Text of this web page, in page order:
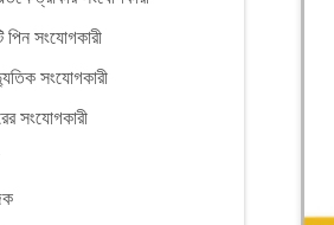
পিন সংযোগকারী
সংযোগকারী
সংযোগকারী